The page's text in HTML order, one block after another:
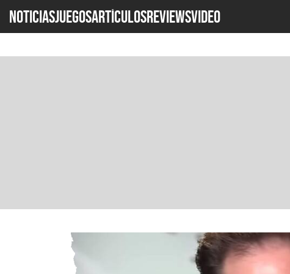
NOTICIASJUEGOSARTÍCULOSREVIEWSVideo